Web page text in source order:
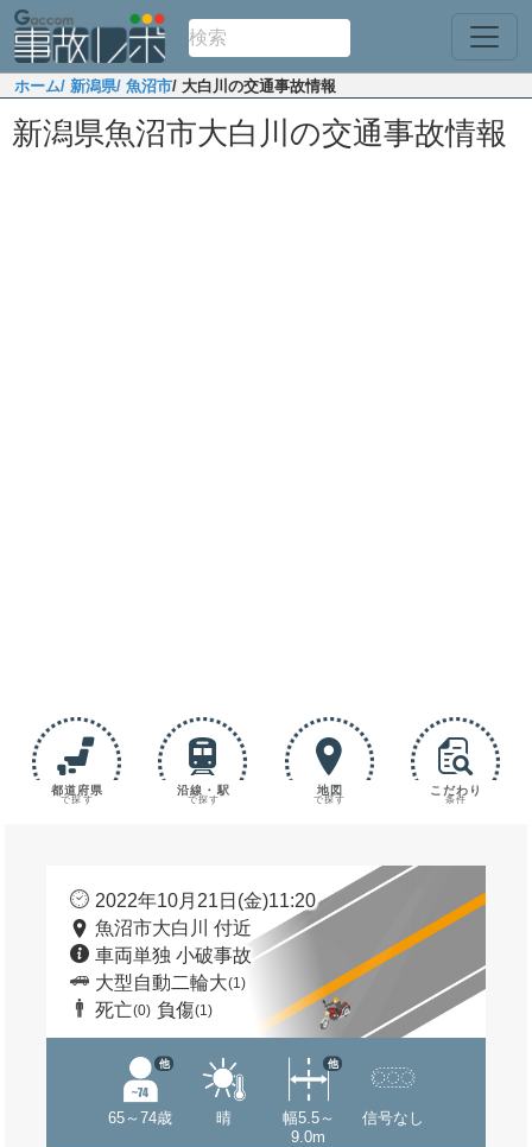
ホーム/ 新潟県/ 魚沼市/ 大白川の交通事故情報
新潟県魚沼市大白川の交通事故情報
都道府県
で探す
沿線・駅
で探す
地図
で探す
こだわり
条件
2022年10月21日(金)11:20
魚沼市大白川 付近
車両単独 小破事故
大型自動二輪大(1)
死亡(0) 負傷(1)
65～74歳
他
晴
幅5.5～
9.0m
他
信号なし